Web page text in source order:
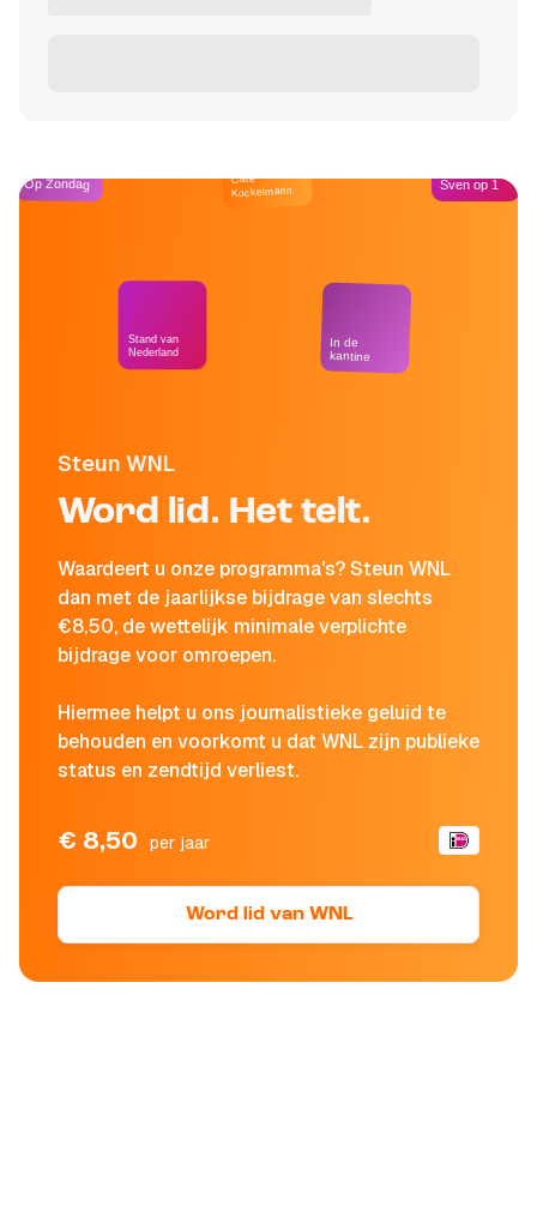
Steun WNL
Word lid. Het telt.
Waardeert u onze programma's? Steun WNL
dan met de jaarlijkse bijdrage van slechts
€8,50, de wettelijk minimale verplichte
bijdrage voor omroepen.
Hiermee helpt u ons journalistieke geluid te
behouden en voorkomt u dat WNL zijn publieke
status en zendtijd verliest.
€ 8,50 per jaar
Word lid van WNL
Op Zondag
Stand van
Nederland
Café
Kockelmann
In de
kantine
Sven op 1